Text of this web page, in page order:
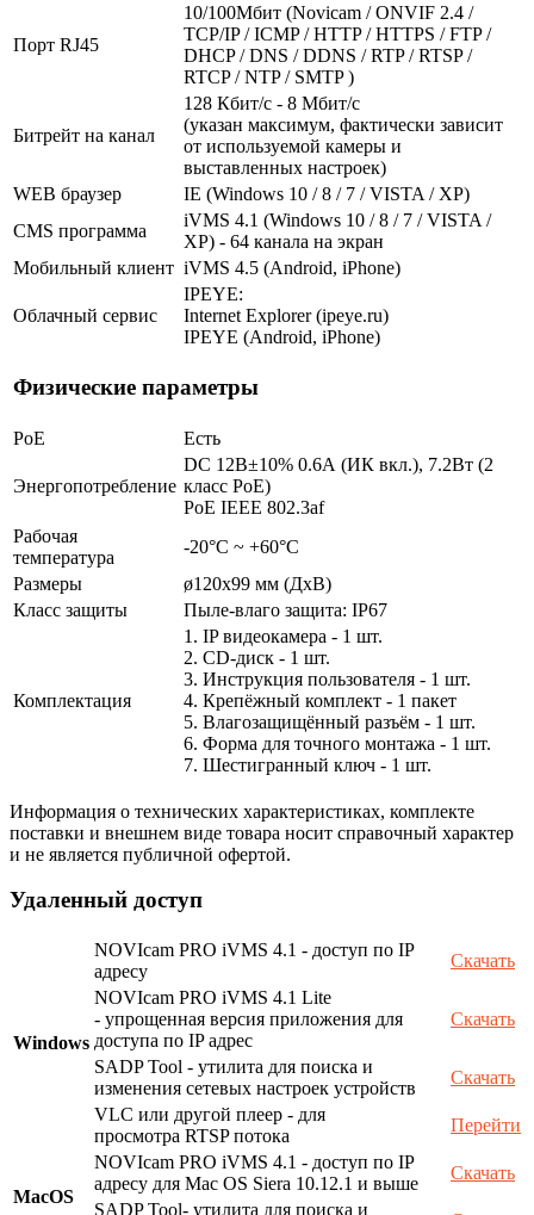
Порт RJ45
10/100Мбит (Novicam / ONVIF 2.4 /
TCP/IP / ICMP / HTTP / HTTPS / FTP /
DHCP / DNS / DDNS / RTP / RTSP /
RTCP / NTP / SMTP )
Битрейт на канал
128 Кбит/с - 8 Мбит/с
(указан максимум, фактически зависит
от используемой камеры и
выставленных настроек)
WEB браузер
IE (Windows 10 / 8 / 7 / VISTA / XP)
CMS программа
iVMS 4.1 (Windows 10 / 8 / 7 / VISTA /
XP) - 64 канала на экран
Мобильный клиент iVMS 4.5 (Android, iPhone)
Облачный сервис
IPEYE:
Internet Explorer (ipeye.ru)
IPEYE (Android, iPhone)
Физические параметры
PoE Есть
Энергопотребление
DC 12В±10% 0.6А (ИК вкл.), 7.2Вт (2
класс PoE)
PoE IEEE 802.3af
Рабочая
температура
-20°С ~ +60°С
Размеры
ø120x99 мм (ДхВ)
Класс защиты
Пыле-влаго защита: IP67
Комплектация
1. IP видеокамера - 1 шт.
2. СD-диск - 1 шт.
3. Инструкция пользователя - 1 шт.
4. Крепёжный комплект - 1 пакет
5. Влагозащищённый разъём - 1 шт.
6. Форма для точного монтажа - 1 шт.
7. Шестигранный ключ - 1 шт.
Информация о технических характеристиках, комплекте
поставки и внешнем виде товара носит справочный характер
и не является публичной офертой.
Удаленный доступ
Windows
NOVIcam PRO iVMS 4.1 - доступ по IP
адресу
Скачать
NOVIcam PRO iVMS 4.1 Lite
- упрощенная версия приложения для
доступа по IP адрес
Скачать
SADP Tool - утилита для поиска и
изменения сетевых настроек устройств
Скачать
VLC или другой плеер - для
просмотра RTSP потока
Перейти
MacOS
NOVIcam PRO iVMS 4.1 - доступ по IP
адресу для Mac OS Siera 10.12.1 и выше
Скачать
SADP Tool- утилита для поиска и